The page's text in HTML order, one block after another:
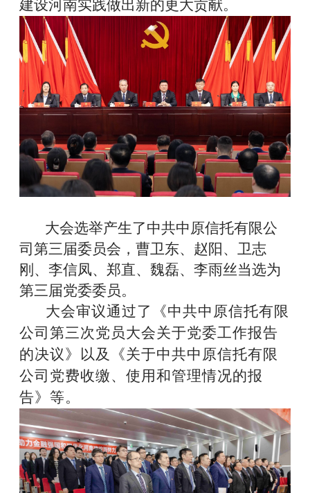
建设河南实践做出新的更大贡献。
大会选举产生了中共中原信托有限公
司第三届委员会，曹卫东、赵阳、卫志
刚、李信凤、郑直、魏磊、李雨丝当选为
第三届党委委员。
大会审议通过了《中共中原信托有限
公司第三次党员大会关于党委工作报告
的决议》以及《关于中共中原信托有限
公司党费收缴、使用和管理情况的报
告》等。